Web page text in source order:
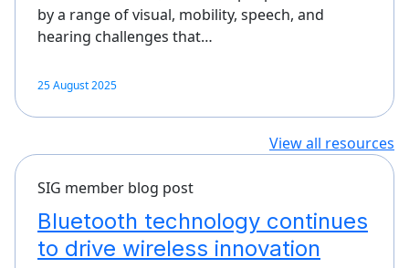
by a range of visual, mobility, speech, and
hearing challenges that…
25 August 2025
View all resources
SIG member blog post
Bluetooth technology continues
to drive wireless innovation